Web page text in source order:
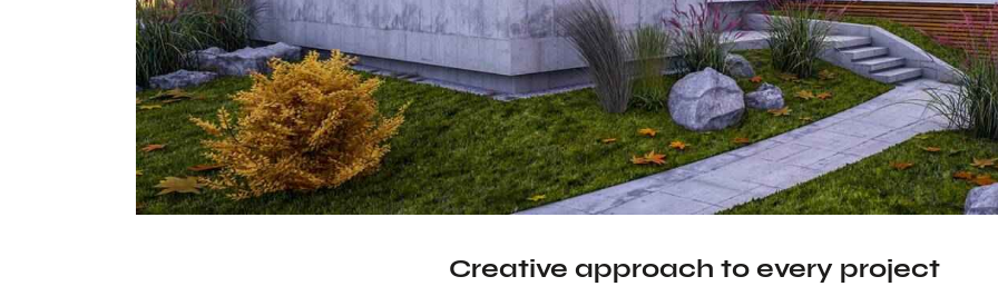
Creative approach to every project